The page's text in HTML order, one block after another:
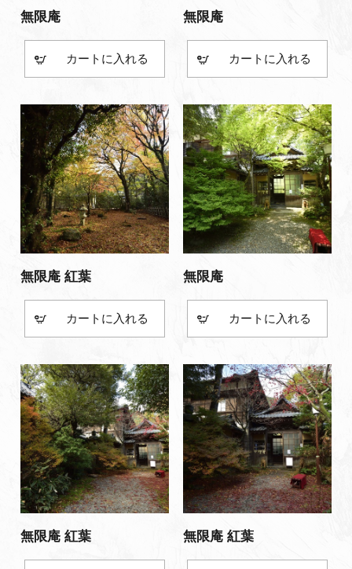
無限庵
カート
無限庵
カート
無限庵 紅葉
カート
無限庵
カート
無限庵 紅葉 無限庵 紅葉